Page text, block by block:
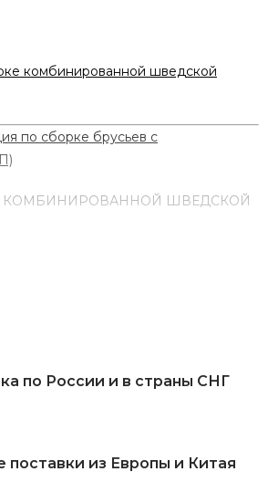
комбинированной шведской
по сборке брусьев с
КОМБИНИРОВАННОЙ ШВЕДСКОЙ
бук (стойки из металла
в собранном виде (В*Ш*Г):
по России и в страны СНГ
поставки из Европы и Китая